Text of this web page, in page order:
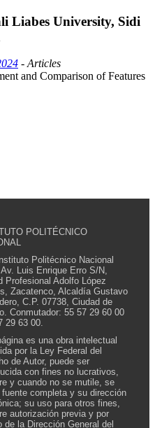
Liabes University, Sidi
- Articles
and Comparison of Features
POLITÉCNICO
Politécnico Nacional
Luis Enrique Erro S/N,
Profesional Adolfo López
Zacatenco, Alcaldía Gustavo
C.P. 07738, Ciudad de
Conmutador: 55 57 29 60 00
29 63 00.
es una obra intelectual
por la Ley Federal del
de Autor, puede ser
con fines no lucrativos,
y cuando no se mutile, se
completa y su dirección
su uso para otros fines,
autorización previa y por
de la Dirección General del